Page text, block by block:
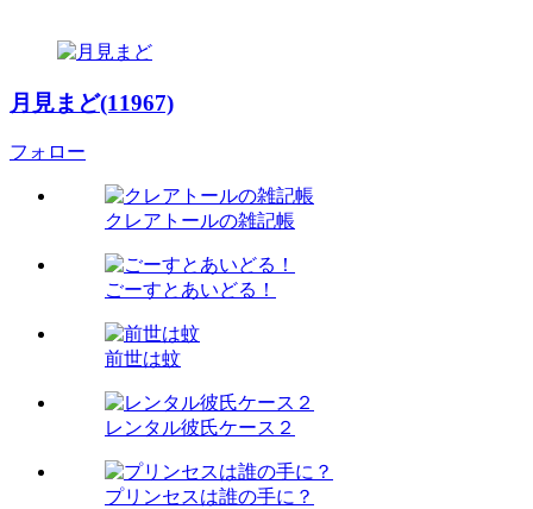
月見まど(11967)
フォロー
クレアトールの雑記帳
ごーすとあいどる！
前世は蚊
レンタル彼氏ケース２
プリンセスは誰の手に？